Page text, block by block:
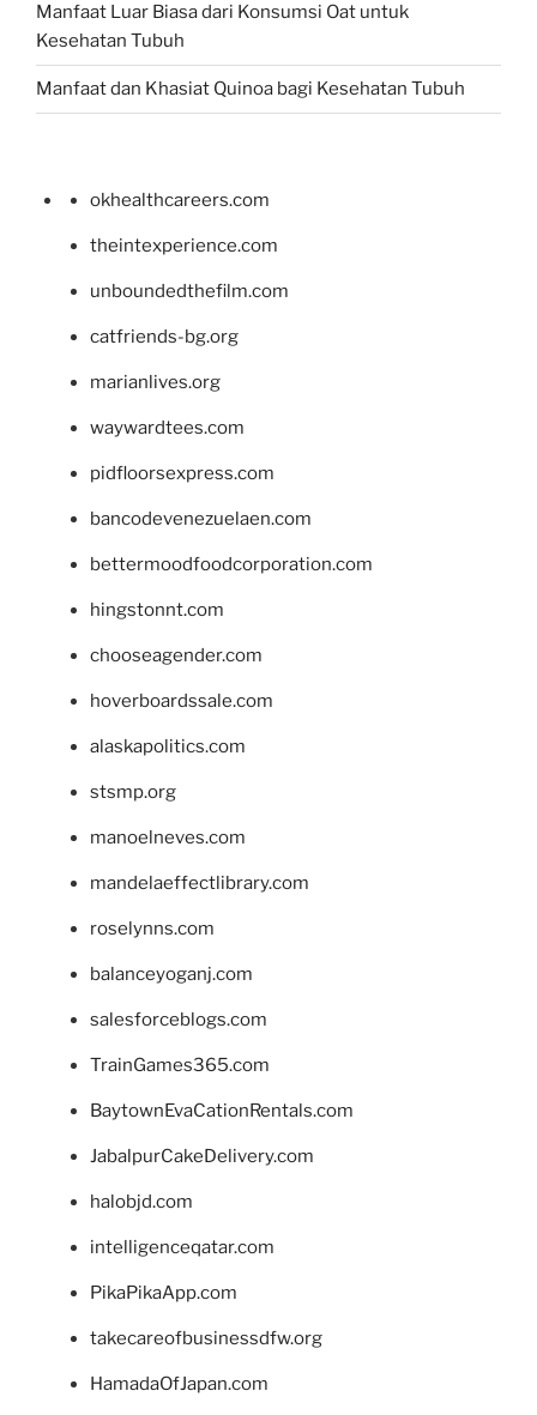
Manfaat Luar Biasa dari Konsumsi Oat untuk
Kesehatan Tubuh
Manfaat dan Khasiat Quinoa bagi Kesehatan Tubuh
okhealthcareers.com
theintexperience.com
unboundedthefilm.com
catfriends-bg.org
marianlives.org
waywardtees.com
pidfloorsexpress.com
bancodevenezuelaen.com
bettermoodfoodcorporation.com
hingstonnt.com
chooseagender.com
hoverboardssale.com
alaskapolitics.com
stsmp.org
manoelneves.com
mandelaeffectlibrary.com
roselynns.com
balanceyoganj.com
salesforceblogs.com
TrainGames365.com
BaytownEvaCationRentals.com
JabalpurCakeDelivery.com
halobjd.com
intelligenceqatar.com
PikaPikaApp.com
takecareofbusinessdfw.org
HamadaOfJapan.com